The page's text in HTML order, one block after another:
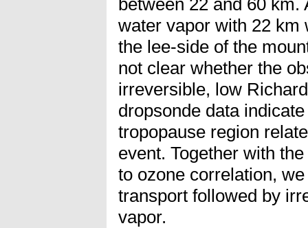
water vapor with 22 km
the lee-side of the
not clear whether the
irreversible, low
dropsonde data
tropopause region
event. Together with
to ozone correlation,
transport followed by
vapor.